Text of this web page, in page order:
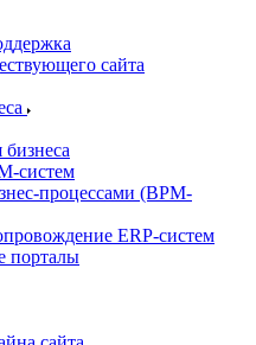
сайта
систем
процессами (BPM-
ERP-систем
порталы